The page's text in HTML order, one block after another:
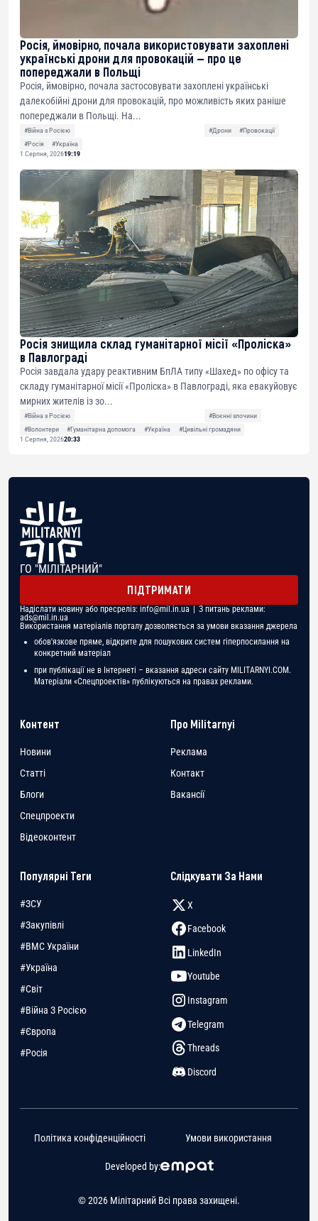
Росія, ймовірно, почала використовувати захоплені
українські дрони для провокацій — про це
попереджали в Польщі
Росія, ймовірно, почала застосовувати захоплені українські
далекобійні дрони для провокацій, про можливість яких раніше
попереджали в Польщі. На...
#Війна з Росією #Дрони
#Провокації
#Росія
#Україна
1 Серпня, 202619:19
Росія знищила склад гуманітарної місії «Проліска»
в Павлограді
Росія завдала удару реактивним БпЛА типу «Шахед» по офісу та
складу гуманітарної місії «Проліска» в Павлограді, яка евакуйовує
мирних жителів із зо...
#Війна з Росією
#Воєнні злочини
#Волонтери
#Гуманітарна допомога #Україна
#Цивільні громадяни
1 Серпня, 202620:33
ГО "МІЛІТАРНИЙ"
ПІДТРИМАТИ
Надіслати новину або пресреліз: info@mil.in.ua | З питань реклами:
ads@mil.in.ua
Використання матеріалів порталу дозволяється за умови вказання джерела
обов'язкове пряме, відкрите для пошукових систем гіперпосилання на
конкретний матеріал
при публікації не в Інтернеті – вказання адреси сайту MILITARNYI.COM.
Матеріали «Спецпроектів» публікуються на правах реклами.
Контент
Новини
Статті
Блоги
Спецпроекти
Відеоконтент
Про Militarnyi
Реклама
Контакт
Вакансії
Популярні Теги
#ЗСУ
#Закупівлі
#ВМС України
#Україна
#Світ
#Війна З Росією
#Європа
#Росія
Слідкувати За Нами
X
Facebook
LinkedIn
Youtube
Instagram
Telegram
Threads
Discord
© 2026 Мілітарний Всі права захищені.
Developed by:
Політика конфіденційності Умови використання